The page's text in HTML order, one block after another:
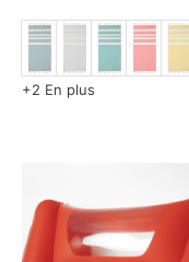
+2 En plus